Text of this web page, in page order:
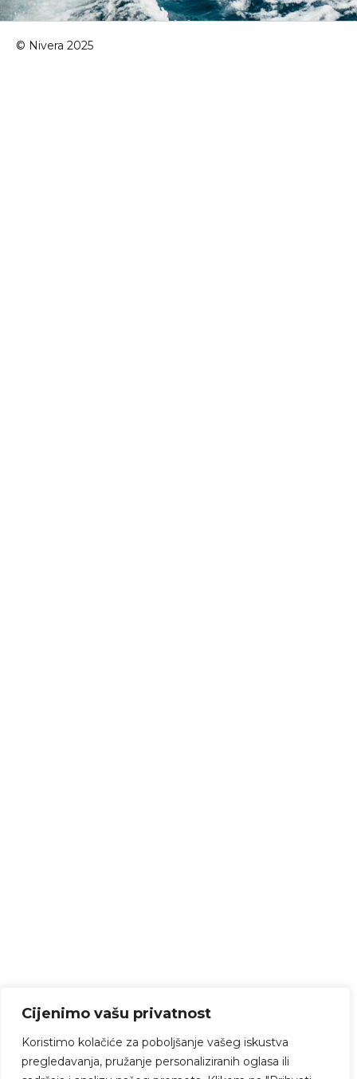
Cijenimo vašu privatnost
Koristimo kolačiće za poboljšanje vašeg iskustva
pregledavanja, pružanje personaliziranih oglasa ili
© Nivera 2025